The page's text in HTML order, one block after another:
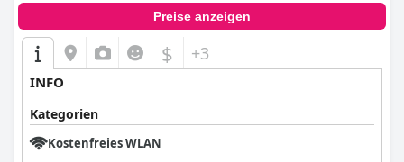
Preise anzeigen
$ +3
INFO
Kategorien
Kostenfreies WLAN